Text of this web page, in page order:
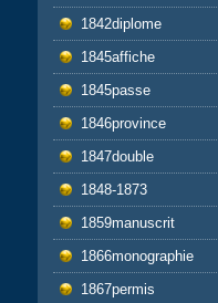
1842diplome
1845affiche
1845passe
1846province
1847double
1848-1873
1859manuscrit
1866monographie
1867permis